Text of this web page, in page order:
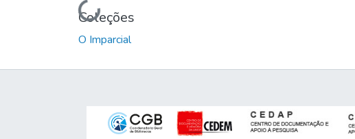
Carregando...
Coleções
O Imparcial